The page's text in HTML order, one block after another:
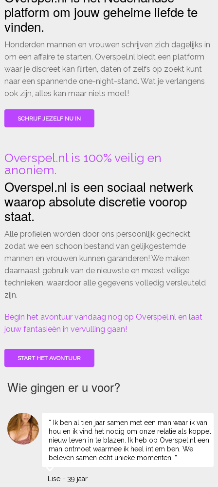
platform om jouw geheime liefde te
vinden.
Honderden mannen en vrouwen schrijven zich dagelijks in
om een affaire te starten. Overspel.nl biedt een platform
waar je discreet kan flirten, daten of zelfs op zoekt kunt
naar een spannende one-night-stand. Wat je verlangens
ook zijn, alles kan maar niets moet!
SCHRIJF JEZELF NU IN
Overspel.nl is 100% veilig en
anoniem.
Overspel.nl is een sociaal netwerk
waarop absolute discretie voorop
staat.
Alle profielen worden door ons persoonlijk gecheckt,
zodat we een schoon bestand van gelijkgestemde
mannen en vrouwen kunnen garanderen! We maken
daarnaast gebruik van de nieuwste en meest veilige
technieken, waardoor alle gegevens volledig versleuteld
zijn.
Begin het avontuur vandaag nog op Overspel.nl en laat
jouw fantasieën in vervulling gaan!
START HET AVONTUUR
Wie gingen er u voor?
“ Ik ben al tien jaar samen met een man waar ik van
hou en ik vind het nodig om onze relatie als koppel
nieuw leven in te blazen. Ik heb op Overspel.nl een
man ontmoet waarmee ik heel intiem ben. We
beleven samen echt unieke momenten. ”
Lise - 39 jaar